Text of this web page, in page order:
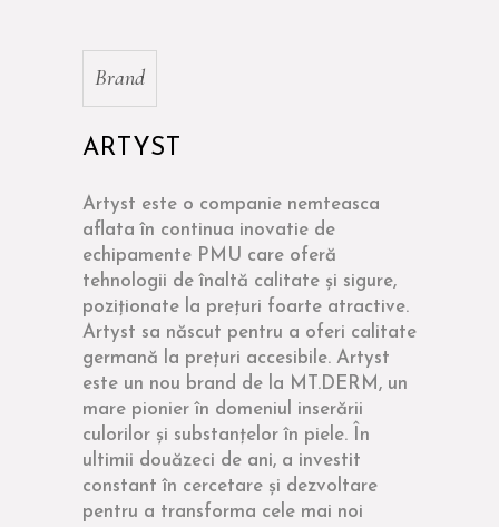
Brand
ARTYST
Artyst este o companie nemteasca
aflata în continua inovatie de
echipamente PMU care oferă
tehnologii de înaltă calitate și sigure,
poziționate la prețuri foarte atractive.
Artyst sa născut pentru a oferi calitate
germană la prețuri accesibile. Artyst
este un nou brand de la MT.DERM, un
mare pionier în domeniul inserării
culorilor și substanțelor în piele. În
ultimii douăzeci de ani, a investit
constant în cercetare și dezvoltare
pentru a transforma cele mai noi